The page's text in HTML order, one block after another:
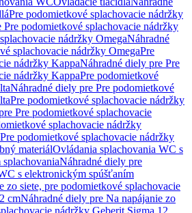
Pre podomietkové splachovacie nádržky
Pre podomietkové splachovacie nádržky
nádržky OmegaNáhradné
splachovacie nádržky OmegaPre
nádržky KappaNáhradné diely pre Pre
nádržky KappaPre podomietkové
Náhradné diely pre Pre podomietkové
Pre podomietkové splachovacie nádržky
Pre podomietkové splachovacie
splachovacie nádržky
podomietkové splachovacie nádržky
materiálOvládania splachovania WC s
Náhradné diely pre
s elektronickým spúšťaním
zo siete, pre podomietkové splachovacie
cmNáhradné diely pre Na napájanie zo
nádržky Geberit Sigma 12